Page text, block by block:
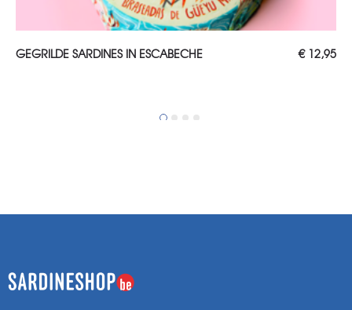
TOEVOEGEN AAN WINKELWAGEN
GEGRILDE SARDINES IN ESCABECHE €12,95